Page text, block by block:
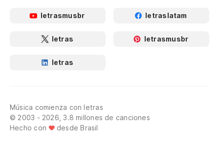
letrasmusbr letraslatam
letras letrasmusbr
letras
Música comienza con letras
© 2003 - 2026, 3.8 millones de canciones
Hecho con
desde Brasil